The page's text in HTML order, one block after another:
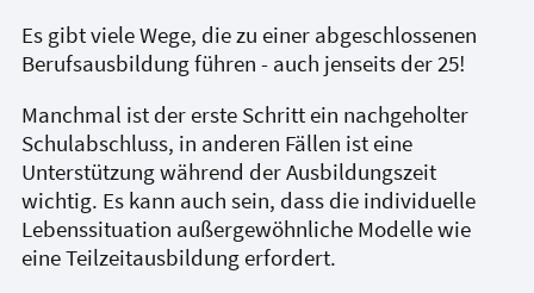
Es gibt viele Wege, die zu einer abgeschlossenen
Berufsausbildung führen - auch jenseits der 25!
Manchmal ist der erste Schritt ein nachgeholter
Schulabschluss, in anderen Fällen ist eine
Unterstützung während der Ausbildungszeit
wichtig. Es kann auch sein, dass die individuelle
Lebenssituation außergewöhnliche Modelle wie
eine Teilzeitausbildung erfordert.